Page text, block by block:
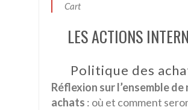
Cart
LES ACTIONS
Politique des
Réflexion sur l’ensemble de
achats : où et comment